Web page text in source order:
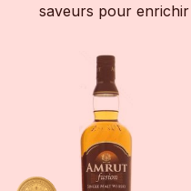
saveurs pour